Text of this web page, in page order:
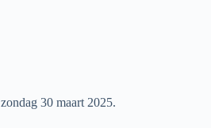
30 maart 2025.